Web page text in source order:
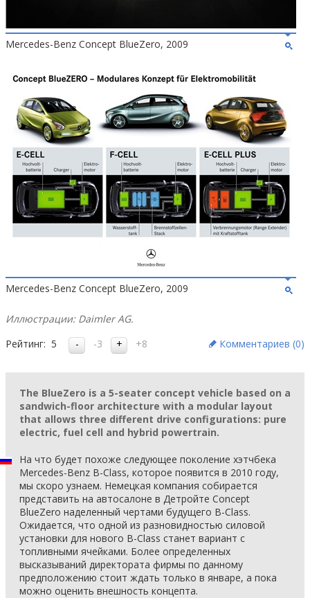
Mercedes-Benz Concept BlueZero, 2009
Mercedes-Benz Concept BlueZero, 2009
Иллюстрации: Daimler AG.
Рейтинг: 5 -3 +8 Комментариев (0)
The BlueZero is a 5-seater concept vehicle based on a
sandwich-floor architecture with a modular layout
that allows three different drive configurations: pure
electric, fuel cell and hybrid powertrain.
На что будет похоже следующее поколение хэтчбека
Mercedes-Benz B-Class, которое появится в 2010 году,
мы скоро узнаем. Немецкая компания собирается
представить на автосалоне в Детройте Concept
BlueZero наделенный чертами будущего B-Class.
Ожидается, что одной из разновидностью силовой
установки для нового B-Class станет вариант с
топливными ячейками. Более определенных
высказываний директората фирмы по данному
предположению стоит ждать только в январе, а пока
можно оценить внешность концепта.